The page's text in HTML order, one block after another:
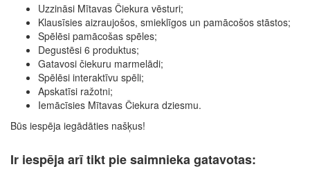
Uzzināsi Mītavas Čiekura vēsturi;
Klausīsies aizraujošos, smieklīgos un pamācošos stāstos;
Spēlēsi pamācošas spēles;
Degustēsi 6 produktus;
Gatavosi čiekuru marmelādi;
Spēlēsi interaktīvu spēli;
Apskatīsi ražotni;
Iemācīsies Mītavas Čiekura dziesmu.
Būs iespēja iegādāties našķus!
Ir iespēja arī tikt pie saimnieka gatavotas: